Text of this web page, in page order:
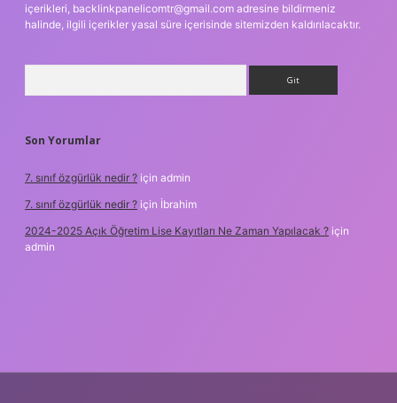
içerikleri, backlinkpanelicomtr@gmail.com adresine bildirmeniz
halinde, ilgili içerikler yasal süre içerisinde sitemizden kaldırılacaktır.
Son Yorumlar
7. sınıf özgürlük nedir ? için admin
7. sınıf özgürlük nedir ? için İbrahim
2024-2025 Açık Öğretim Lise Kayıtları Ne Zaman Yapılacak ? için
admin